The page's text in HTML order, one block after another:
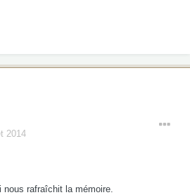
2014
rafraîchit la mémoire.